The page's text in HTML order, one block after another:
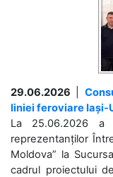
29.06.2026
liniei feroviare Iași-
La 25.06.2026
reprezentanților
Moldova” la
cadrul proiectului